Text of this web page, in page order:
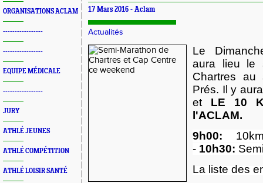
ORGANISATIONS ACLAM
-----------------
-----------------
EQUIPE MÉDICALE
-----------------
JURY
ATHLÉ JEUNES
ATHLÉ COMPÉTITION
ATHLÉ LOISIR SANTÉ
17 Mars 2016 - Aclam
Actualités
Le
aura lieu le
Chartres au
Prés. Il y
et LE 10
l'ACLAM.
9h00:
- 10h30:
La liste des